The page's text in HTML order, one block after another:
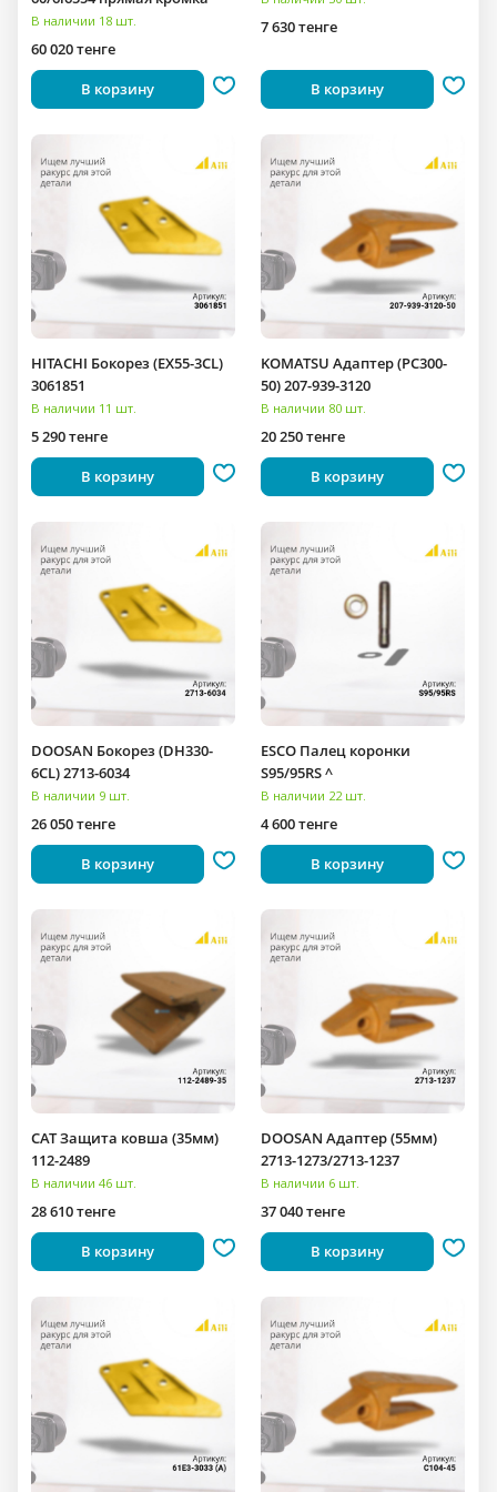
В наличии 18 шт.
60 020 тенге
В корзину
7 630 тенге
В корзину
HITACHI Бокорез (EX55-3CL)
3061851
В наличии 11 шт.
5 290 тенге
В корзину
KOMATSU Адаптер (PC300-
50) 207-939-3120
В наличии 80 шт.
20 250 тенге
В корзину
DOOSAN Бокорез (DH330-
6CL) 2713-6034
В наличии 9 шт.
26 050 тенге
В корзину
ESCO Палец коронки
S95/95RS ^
В наличии 22 шт.
4 600 тенге
В корзину
CAT Защита ковша (35мм)
112-2489
В наличии 46 шт.
28 610 тенге
В корзину
DOOSAN Адаптер (55мм)
2713-1273/2713-1237
В наличии 6 шт.
37 040 тенге
В корзину